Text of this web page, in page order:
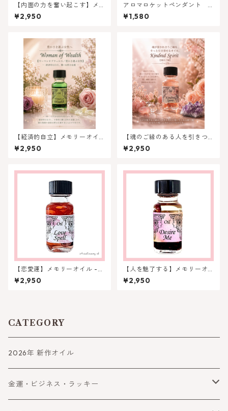
【内面の力を奮い起こす】メ
モリーオイル - ジャスティス
正義
¥2,950
アロマロケットペンダント
６つのパワーストーンとチェ
ーン付
¥1,580
【経済的自立】メモリーオイ
ル - ウーマン オブ ウェルス
（豊かさ選ぶ女性）
¥2,950
【魂のご縁のある人を引きつ
ける】キンドレッドスピリッ
ト（魂のご縁）
¥2,950
【恋愛運】メモリーオイル -
ラブスペル （愛の魔法）
¥2,950
【人を魅了する】メモリーオ
イル - デザイアーミー
¥2,950
CATEGORY
2026年 新作オイル
金運・ビジネス・ラッキー